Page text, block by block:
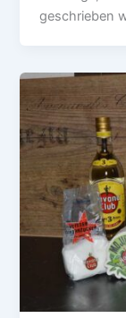
geschrieben